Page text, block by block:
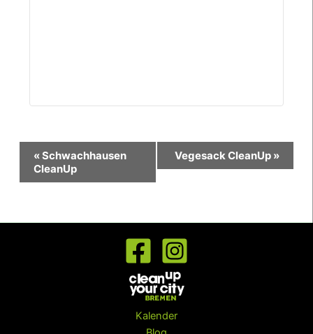
Veranstaltung-
Navigation
«Schwachhausen
CleanUp
Vegesack CleanUp »
Kalender